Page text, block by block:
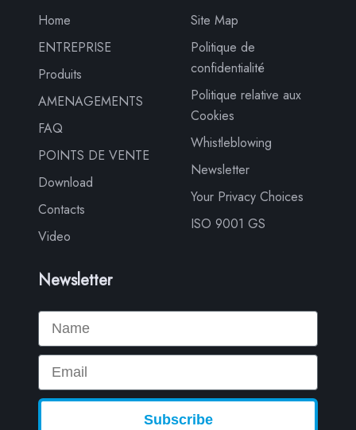
Home
ENTREPRISE
Produits
AMENAGEMENTS
FAQ
POINTS DE VENTE
Download
Contacts
Video
Site Map
Politique de
confidentialité
Politique relative aux
Cookies
Whistleblowing
Newsletter
Your Privacy Choices
ISO 9001 GS
Newsletter
Name
Email
Subscribe